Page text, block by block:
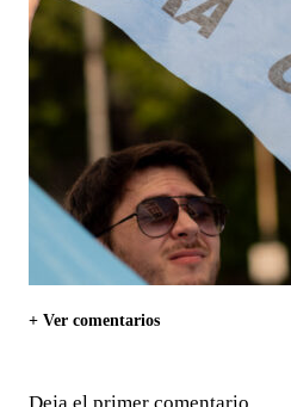
+ Ver comentarios